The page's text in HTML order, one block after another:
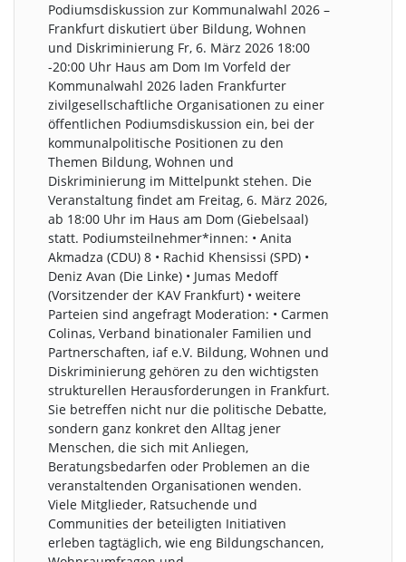
Podiumsdiskussion zur Kommunalwahl 2026 –
Frankfurt diskutiert über Bildung, Wohnen
und Diskriminierung Fr, 6. März 2026 18:00
-20:00 Uhr Haus am Dom Im Vorfeld der
Kommunalwahl 2026 laden Frankfurter
zivilgesellschaftliche Organisationen zu einer
öffentlichen Podiumsdiskussion ein, bei der
kommunalpolitische Positionen zu den
Themen Bildung, Wohnen und
Diskriminierung im Mittelpunkt stehen. Die
Veranstaltung findet am Freitag, 6. März 2026,
ab 18:00 Uhr im Haus am Dom (Giebelsaal)
statt. Podiumsteilnehmer*innen: • Anita
Akmadza (CDU) 8 • Rachid Khensissi (SPD) •
Deniz Avan (Die Linke) • Jumas Medoff
(Vorsitzender der KAV Frankfurt) • weitere
Parteien sind angefragt Moderation: • Carmen
Colinas, Verband binationaler Familien und
Partnerschaften, iaf e.V. Bildung, Wohnen und
Diskriminierung gehören zu den wichtigsten
strukturellen Herausforderungen in Frankfurt.
Sie betreffen nicht nur die politische Debatte,
sondern ganz konkret den Alltag jener
Menschen, die sich mit Anliegen,
Beratungsbedarfen oder Problemen an die
veranstaltenden Organisationen wenden.
Viele Mitglieder, Ratsuchende und
Communities der beteiligten Initiativen
erleben tagtäglich, wie eng Bildungschancen,